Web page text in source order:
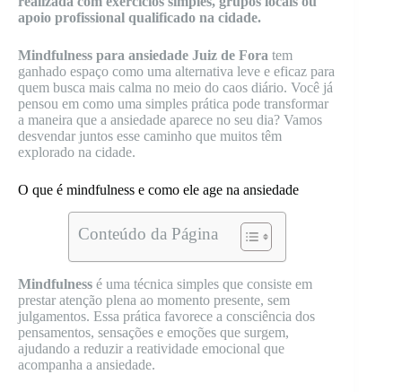
apoio profissional qualificado na cidade.
Mindfulness para ansiedade Juiz de Fora tem
ganhado espaço como uma alternativa leve e eficaz para
quem busca mais calma no meio do caos diário. Você já
pensou em como uma simples prática pode transformar
a maneira que a ansiedade aparece no seu dia? Vamos
desvendar juntos esse caminho que muitos têm
explorado na cidade.
O que é mindfulness e como ele age na ansiedade
Conteúdo da Página
Mindfulness é uma técnica simples que consiste em
prestar atenção plena ao momento presente, sem
julgamentos. Essa prática favorece a consciência dos
pensamentos, sensações e emoções que surgem,
ajudando a reduzir a reatividade emocional que
acompanha a ansiedade.